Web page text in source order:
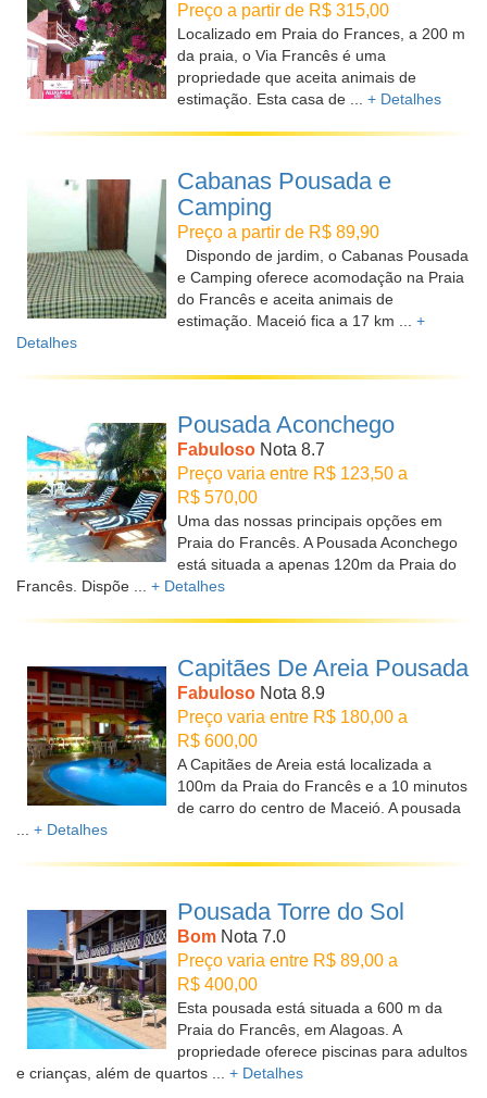
Preço a partir de R$ 315,00
Localizado em Praia do Frances, a 200 m
da praia, o Via Francês é uma
propriedade que aceita animais de
estimação. Esta casa de ... + Detalhes
Cabanas Pousada e
Camping
Preço a partir de R$ 89,90
Dispondo de jardim, o Cabanas Pousada
e Camping oferece acomodação na Praia
do Francês e aceita animais de
estimação. Maceió fica a 17 km ... +
Detalhes
Pousada Aconchego
Fabuloso Nota 8.7
Preço varia entre R$ 123,50 a
R$ 570,00
Uma das nossas principais opções em
Praia do Francês. A Pousada Aconchego
está situada a apenas 120m da Praia do
Francês. Dispõe ... + Detalhes
Capitães De Areia Pousada
Fabuloso Nota 8.9
Preço varia entre R$ 180,00 a
R$ 600,00
A Capitães de Areia está localizada a
100m da Praia do Francês e a 10 minutos
de carro do centro de Maceió. A pousada
+ Detalhes
Pousada Torre do Sol
Bom Nota 7.0
Preço varia entre R$ 89,00 a
R$ 400,00
Esta pousada está situada a 600 m da
Praia do Francês, em Alagoas. A
propriedade oferece piscinas para adultos
e crianças, além de quartos ... + Detalhes